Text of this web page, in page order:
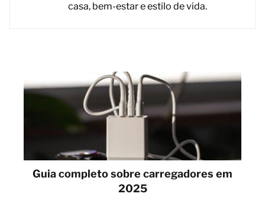
casa, bem-estar e estilo de vida.
Guia completo sobre carregadores em
2025